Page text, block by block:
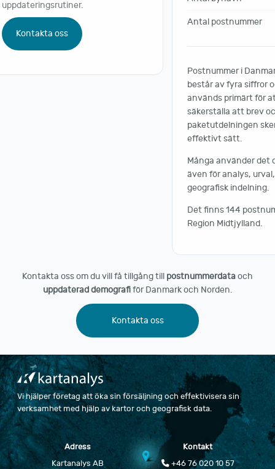
uppdateringsrutiner.
Kontakta oss
Antal postnummer
Postnummer i
består av fyra siffror
används primärt för
säkerställa att brev
paketutdelningen
effektivt sätt.
Många använder det
även för analys,
geografisk indelning.
Det finns 144
Region Midtjylland.
Kontakta oss om du vill få tillgång till postnummerdataoch
uppdaterad demografiför Danmark och Norden.
Kontakta oss
Vi hjälper företag att öka sin försäljning och effektivisera sin
verksamhet med hjälp av kartor och geografisk data.
Adress
Kartanalys AB
Kontakt
+46 76 020 10 57